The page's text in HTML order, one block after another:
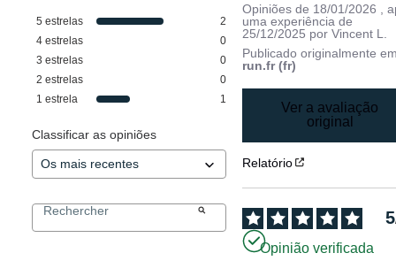
5 estrelas
2
4 estrelas
0
3 estrelas
0
2 estrelas
0
1 estrela 1
Classificar as opiniões
Opiniões de 18/01/2026
,
uma experiência de
25/12/2025 porVincent L.
Publicado originalmente
run.fr (fr)
Ver a avaliação
original
Relatório
5
Opinião verificada